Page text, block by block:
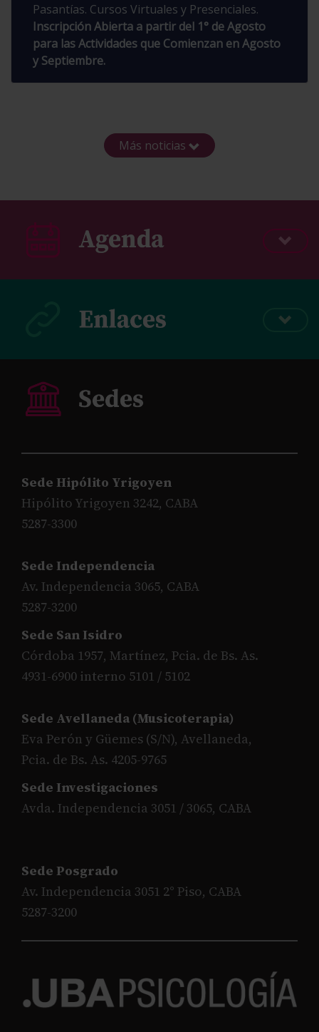
Pasantías. Cursos Virtuales y Presenciales.
Inscripción Abierta a partir del 1° de Agosto
para las Actividades que Comienzan en Agosto
y Septiembre.
Más noticias
Sede Hipólito Yrigoyen
Hipólito Yrigoyen 3242, CABA
5287-3300
Sede Independencia
Av. Independencia 3065, CABA
5287-3200
Sede San Isidro
Córdoba 1957, Martínez, Pcia. de Bs. As.
4931-6900 interno 5101 / 5102
Sede Avellaneda (Musicoterapia)
Eva Perón y Güemes (S/N), Avellaneda,
Pcia. de Bs. As. 4205-9765
Sede Investigaciones
Avda. Independencia 3051 / 3065, CABA
Sede Posgrado
Av. Independencia 3051 2° Piso, CABA
5287-3200